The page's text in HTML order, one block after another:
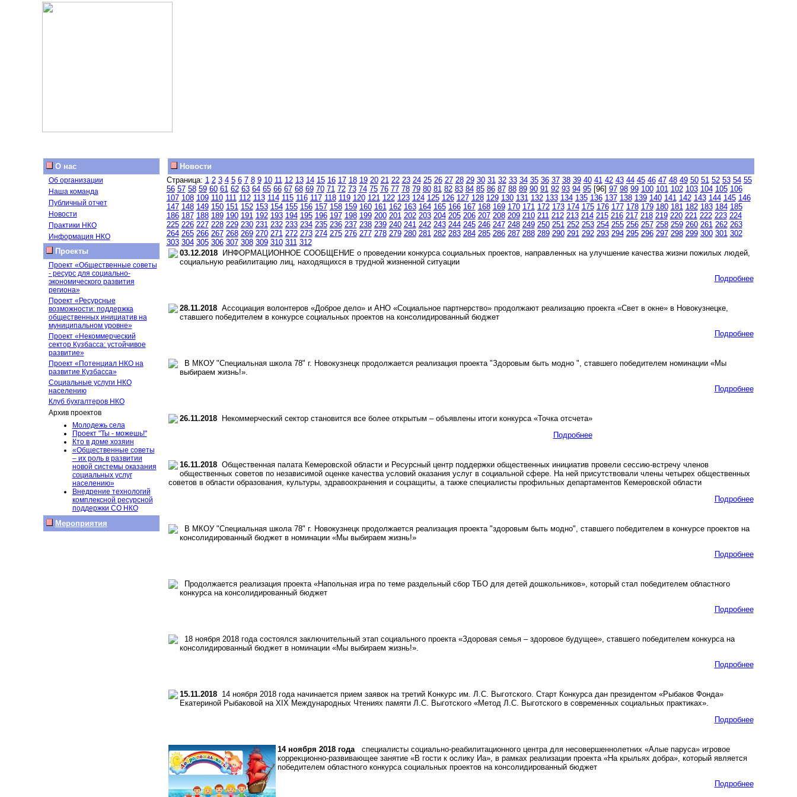
О нас
Об организации
Наша команда
Публичный отчет
Новости
Практики НКО
Информация НКО
Проекты
Проект «Общественные советы
- ресурс для социально-
экономического развития
региона»
Проект «Ресурсные
возможности: поддержка
общественных инициатив на
муниципальном уровне»
Проект «Некоммерческий
сектор Кузбасса: устойчивое
развитие»
Проект «Потенциал НКО на
развитие Кузбасса»
Социальные услуги НКО
населению
Клуб бухгалтеров НКО
Архив проектов
Молодежь села
Проект "Ты - можешь!"
Кто в доме хозяин
«Общественные советы
– их роль в развитии
новой системы оказания
социальных услуг
населению»
Внедрение технологий
комплексной ресурсной
поддержки СО НКО
Мероприятия
Новости
Страница: 1 2 3 4 5 6 7 8 9 10 11 12 13 14 15 16 17 18 19 20 21 22 23 24 25 26 27 28 29 30 31 32 33 34 35 36 37 38 39 40 41 42 43 44 45 46 47 48 49 50 51 52 53 54 55
56 57 58 59 60 61 62 63 64 65 66 67 68 69 70 71 72 73 74 75 76 77 78 79 80 81 82 83 84 85 86 87 88 89 90 91 92 93 94 95[96] 97 98 99 100 101 102 103 104 105 106
107 108 109 110 111 112 113 114 115 116 117 118 119 120 121 122 123 124 125 126 127 128 129 130 131 132 133 134 135 136 137 138 139 140 141 142 143 144 145 146
147 148 149 150 151 152 153 154 155 156 157 158 159 160 161 162 163 164 165 166 167 168 169 170 171 172 173 174 175 176 177 178 179 180 181 182 183 184 185
186 187 188 189 190 191 192 193 194 195 196 197 198 199 200 201 202 203 204 205 206 207 208 209 210 211 212 213 214 215 216 217 218 219 220 221 222 223 224
225 226 227 228 229 230 231 232 233 234 235 236 237 238 239 240 241 242 243 244 245 246 247 248 249 250 251 252 253 254 255 256 257 258 259 260 261 262 263
264 265 266 267 268 269 270 271 272 273 274 275 276 277 278 279 280 281 282 283 284 285 286 287 288 289 290 291 292 293 294 295 296 297 298 299 300 301 302
303 304 305 306 307 308 309 310 311 312
03.12.2018ИНФОРМАЦИОННОЕ СООБЩЕНИЕ о проведении конкурса социальных проектов, направленных на улучшение качества жизни пожилых людей,
социальную реабилитацию лиц, находящихся в трудной жизненной ситуации
Подробнее
28.11.2018Ассоциация волонтеров «Доброе дело» и АНО «Социальное партнерство» продолжают реализацию проекта «Свет в окне» в Новокузнецке,
ставшего победителем в конкурсе социальных проектов на консолидированный бюджет
Подробнее
В МКОУ "Специальная школа 78" г. Новокузнецк продолжается реализация проекта "Здоровым быть модно ", ставшего победителем номинации «Мы
выбираем жизнь!».
Подробнее
26.11.2018Некоммерческий сектор становится все более открытым – объявлены итоги конкурса «Точка отсчета»
Подробнее
16.11.2018Общественная палата Кемеровской области и Ресурсный центр поддержки общественных инициатив провели сессию-встречу членов
общественных советов по независимой оценке качества условий оказания услуг в социальной сфере. На ней присутствовали члены четырех общественных
советов в области образования, культуры, здравоохранения и соцзащиты, а также специалисты профильных департаментов Кемеровской области
Подробнее
В МКОУ "Специальная школа 78" г. Новокузнецк продолжается реализация проекта "здоровым быть модно", ставшего победителем в конкурсе проектов на
консолидированный бюджет в номинации «Мы выбираем жизнь!»
Подробнее
Продолжается реализация проекта «Напольная игра по теме раздельный сбор ТБО для детей дошкольников», который стал победителем областного
конкурса на консолидированный бюджет
Подробнее
18 ноября 2018 года состоялся заключительный этап социального проекта «Здоровая семья – здоровое будущее», ставшего победителем конкурса на
консолидированный бюджет в номинации «Мы выбираем жизнь!».
Подробнее
15.11.201814 ноября 2018 года начинается прием заявок на третий Конкурс им. Л.С. Выготского. Старт Конкурса дан президентом «Рыбаков Фонда»
Екатериной Рыбаковой на XIX Международных Чтениях памяти Л.С. Выготского «Метод Л.С. Выготского в современных социальных практиках».
Подробнее
14 ноября 2018 годаспециалисты социально-реабилитационного центра для несовершеннолетних «Алые паруса» игровое
коррекционно-развивающее занятие «В гости к ослику Иа», в рамках реализации проекта «На крыльях добра», который является
победителем областного конкурса социальных проектов на консолидированный бюджет
Подробнее